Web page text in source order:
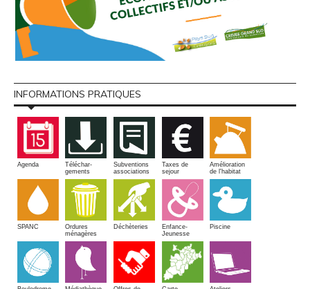
INFORMATIONS PRATIQUES
Agenda
Téléchar-
gements
Subventions
associations
Taxes de
sejour
Amélioration
de l'habitat
SPANC
Ordures
ménagères
Déchèteries
Enfance-
Jeunesse
Piscine